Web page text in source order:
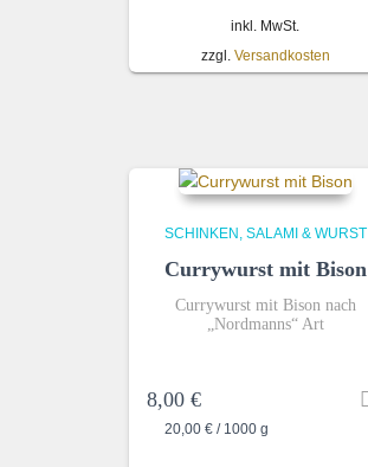
inkl. MwSt.
zzgl. Versandkosten
SCHINKEN, SALAMI & WURST
Currywurst mit Bison
Currywurst mit Bison nach
„Nordmanns“ Art
8,00 €
20,00 € / 1000 g